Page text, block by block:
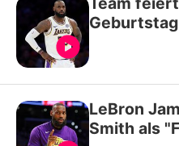
LeBron
Smith als